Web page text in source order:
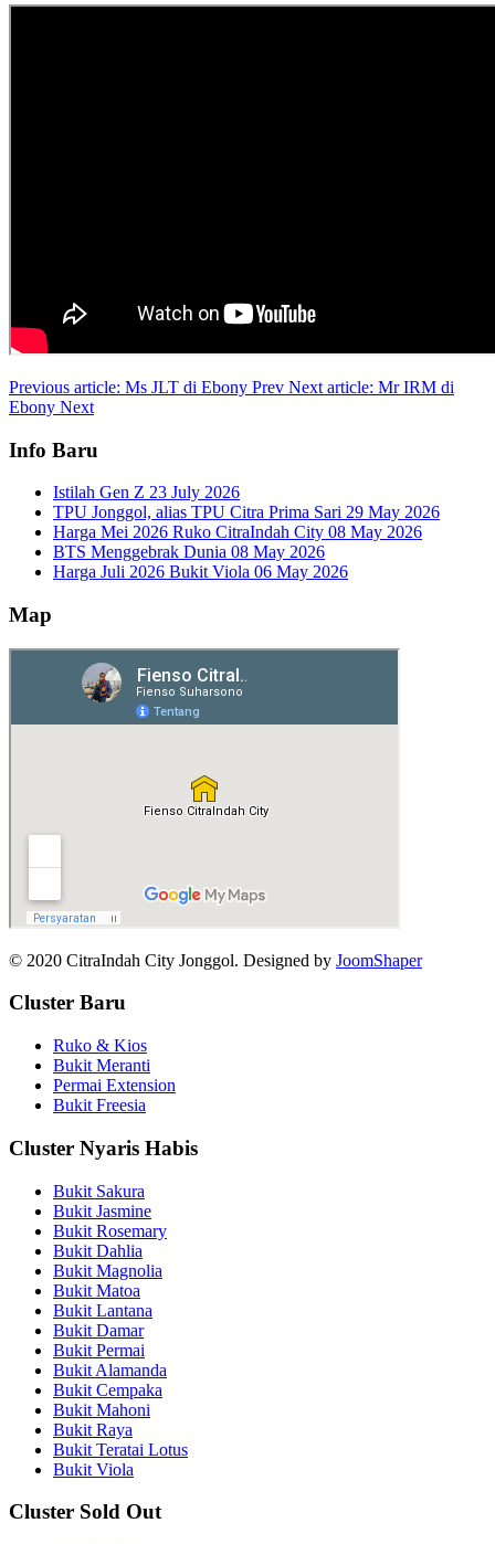
Previous article: Ms JLT di Ebony Prev Next article: Mr IRM di
Ebony Next
Info Baru
Istilah Gen Z 23 July 2026
TPU Jonggol, alias TPU Citra Prima Sari 29 May 2026
Harga Mei 2026 Ruko CitraIndah City 08 May 2026
BTS Menggebrak Dunia 08 May 2026
Harga Juli 2026 Bukit Viola 06 May 2026
Map
© 2020 CitraIndah City Jonggol. Designed by JoomShaper
Cluster Baru
Ruko & Kios
Bukit Meranti
Permai Extension
Bukit Freesia
Cluster Nyaris Habis
Bukit Sakura
Bukit Jasmine
Bukit Rosemary
Bukit Dahlia
Bukit Magnolia
Bukit Matoa
Bukit Lantana
Bukit Damar
Bukit Permai
Bukit Alamanda
Bukit Cempaka
Bukit Mahoni
Bukit Raya
Bukit Teratai Lotus
Bukit Viola
Cluster Sold Out